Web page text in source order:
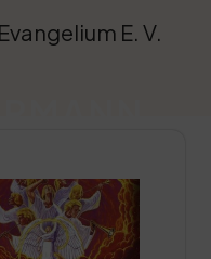
E. V.